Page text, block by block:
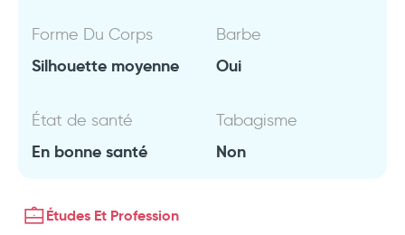
Forme Du Corps
Silhouette moyenne
Barbe
Oui
État de santé
En bonne santé
Tabagisme
Non
Études Et Profession